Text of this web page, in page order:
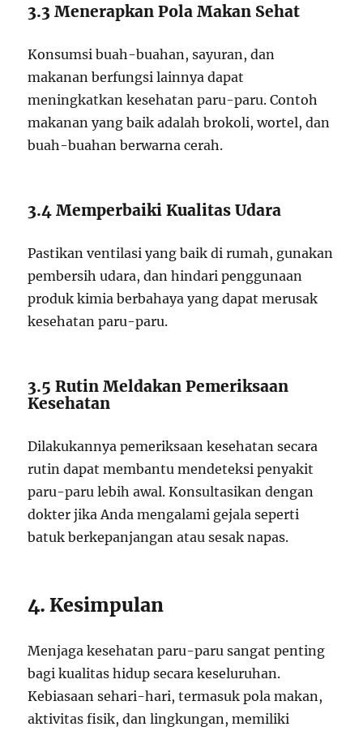
3.3 Menerapkan Pola Makan Sehat
Konsumsi buah-buahan, sayuran, dan
makanan berfungsi lainnya dapat
meningkatkan kesehatan paru-paru. Contoh
makanan yang baik adalah brokoli, wortel, dan
buah-buahan berwarna cerah.
3.4 Memperbaiki Kualitas Udara
Pastikan ventilasi yang baik di rumah, gunakan
pembersih udara, dan hindari penggunaan
produk kimia berbahaya yang dapat merusak
kesehatan paru-paru.
3.5 Rutin Meldakan Pemeriksaan
Kesehatan
Dilakukannya pemeriksaan kesehatan secara
rutin dapat membantu mendeteksi penyakit
paru-paru lebih awal. Konsultasikan dengan
dokter jika Anda mengalami gejala seperti
batuk berkepanjangan atau sesak napas.
4. Kesimpulan
Menjaga kesehatan paru-paru sangat penting
bagi kualitas hidup secara keseluruhan.
Kebiasaan sehari-hari, termasuk pola makan,
aktivitas fisik, dan lingkungan, memiliki